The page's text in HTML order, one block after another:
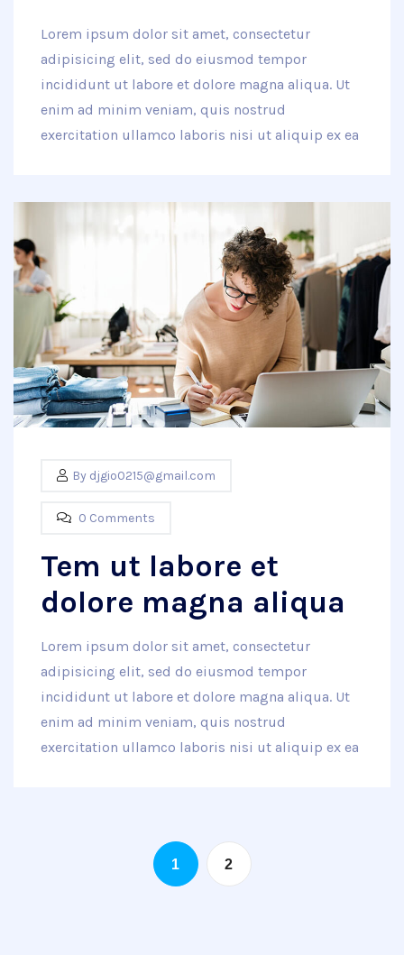
Lorem ipsum dolor sit amet, consectetur
adipisicing elit, sed do eiusmod tempor
incididunt ut labore et dolore magna aliqua. Ut
enim ad minim veniam, quis nostrud
exercitation ullamco laboris nisi ut aliquip ex ea
By djgio0215@gmail.com
0 Comments
Tem ut labore et
dolore magna aliqua
Lorem ipsum dolor sit amet, consectetur
adipisicing elit, sed do eiusmod tempor
incididunt ut labore et dolore magna aliqua. Ut
enim ad minim veniam, quis nostrud
exercitation ullamco laboris nisi ut aliquip ex ea
1 2